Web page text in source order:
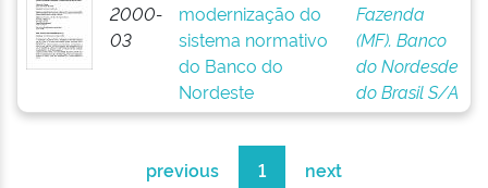
2000-
03
modernização do
sistema normativo
do Banco do
Nordeste
Fazenda
(MF). Banco
do Nordesde
do Brasil S/A
previous 1 next